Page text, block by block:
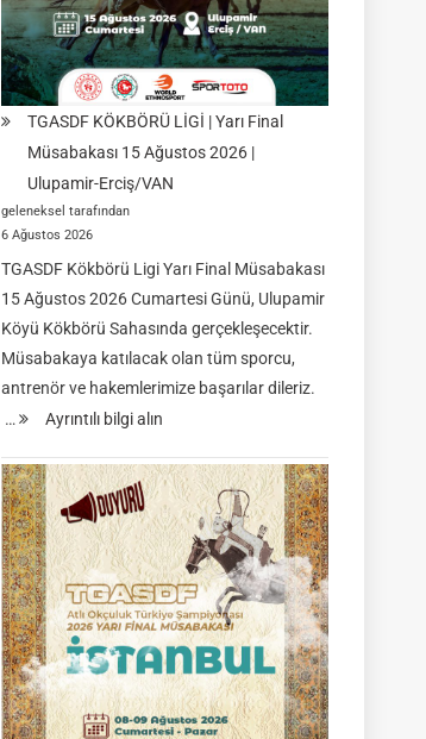
TGASDF KÖKBÖRÜ LİGİ | Yarı Final
Müsabakası 15 Ağustos 2026 |
Ulupamir-Erciş/VAN
geleneksel tarafından
6 Ağustos 2026
TGASDF Kökbörü Ligi Yarı Final Müsabakası
15 Ağustos 2026 Cumartesi Günü, Ulupamir
Köyü Kökbörü Sahasında gerçekleşecektir.
Müsabakaya katılacak olan tüm sporcu,
antrenör ve hakemlerimize başarılar dileriz.
…
Ayrıntılı bilgi alın
KÖKBÖRÜ
LİGİ
|
Yarı
Final
Müsabakası
15
Ağustos
2026